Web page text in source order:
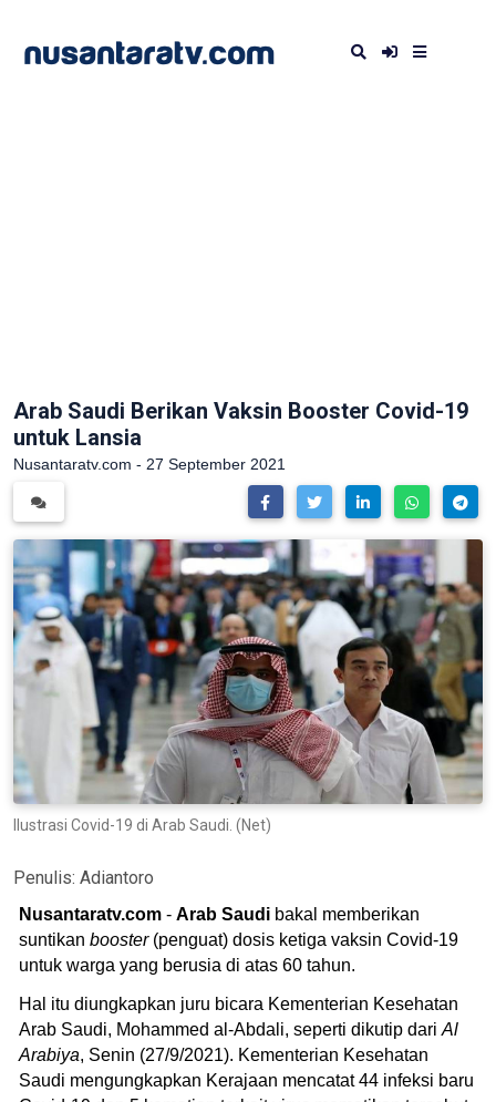
Arab Saudi Berikan Vaksin Booster Covid-19
untuk Lansia
Nusantaratv.com - 27 September 2021
Ilustrasi Covid-19 di Arab Saudi. (Net)
Penulis: Adiantoro
Nusantaratv.com - Arab Saudi bakal memberikan
suntikan booster(penguat) dosis ketiga vaksin Covid-19
untuk warga yang berusia di atas 60 tahun.
Hal itu diungkapkan juru bicara Kementerian Kesehatan
Arab Saudi, Mohammed al-Abdali, seperti dikutip dari Al
Arabiya, Senin (27/9/2021). Kementerian Kesehatan
Saudi mengungkapkan Kerajaan mencatat 44 infeksi baru